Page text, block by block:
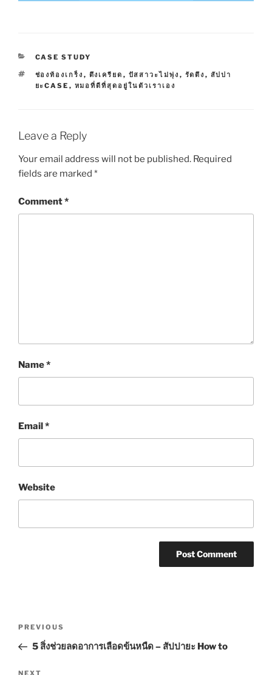
CATEGORIES
CASE STUDY
TAGS
ช่องท้องเกร็ง , ตึงเครียด , ปัสสาวะไม่พุ่ง , รัดตึง , สัปปา
ยะCASE , หมอที่ดีที่สุดอยู่ในตัวเราเอง
Leave a Reply
Your email address will not be published. Required
fields are marked *
Comment*
Name*
Email*
Website
navigation
Previous
Post
PREVIOUS
5 สิ่งช่วยลดอาการเลือดข้นหนืด – สัปปายะ How to
NEXT